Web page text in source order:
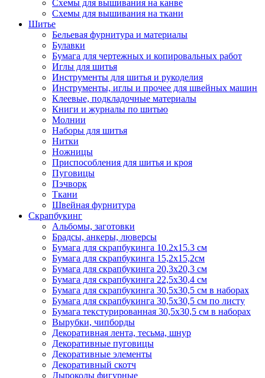
Схемы для вышивания на канве
Схемы для вышивания на ткани
Шитье
Бельевая фурнитура и материалы
Булавки
Бумага для чертежных и копировальных работ
Иглы для шитья
Инструменты для шитья и рукоделия
Инструменты, иглы и прочее для швейных машин
Клеевые, подкладочные материалы
Книги и журналы по шитью
Молнии
Наборы для шитья
Нитки
Ножницы
Приспособления для шитья и кроя
Пуговицы
Пэчворк
Ткани
Швейная фурнитура
Скрапбукинг
Альбомы, заготовки
Брадсы, анкеры, люверсы
Бумага для скрапбукинга 10.2х15.3 см
Бумага для скрапбукинга 15,2х15,2см
Бумага для скрапбукинга 20,3х20,3 см
Бумага для скрапбукинга 22,5х30,4 см
Бумага для скрапбукинга 30,5х30,5 см в наборах
Бумага для скрапбукинга 30,5х30,5 см по листу
Бумага текстурированная 30,5х30,5 см в наборах
Вырубки, чипборды
Декоративная лента, тесьма, шнур
Декоративные пуговицы
Декоративные элементы
Декоративный скотч
Дыроколы фигурные